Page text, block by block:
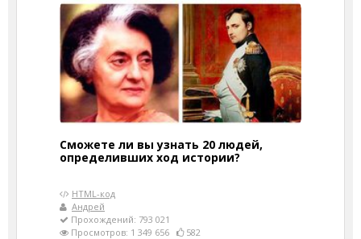
Сможете ли вы узнать 20 людей,
определивших ход истории?
HTML-код
Андрей
Прохождений: 793 021
Просмотров: 1 349 656
582